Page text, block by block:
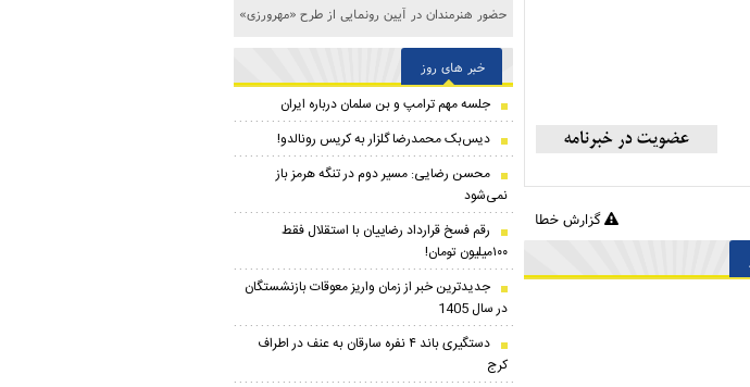
گزارش خطا
حضور هنرمندان در آیین رونمایی از طرح «مهرورزی»
خبر های روز
جلسه مهم ترامپ و بن سلمان درباره ایران
دیس‌بک محمدرضا گلزار به کریس رونالدو!
محسن رضایی: مسیر دوم در تنگه هرمز باز
نمی‌شود
رقم فسخ قرارداد رضاییان با استقلال فقط
۱۰۰میلیون تومان!
جدیدترین خبر از زمان واریز معوقات بازنشستگان
در سال 1405
دستگیری باند ۴ نفره سارقان به عنف در اطراف
کرج